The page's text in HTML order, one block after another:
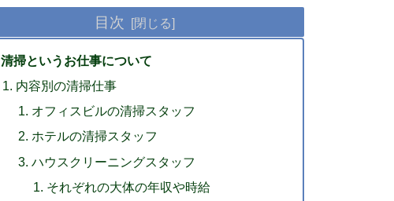
目次
清掃というお仕事について
内容別の清掃仕事
オフィスビルの清掃スタッフ
ホテルの清掃スタッフ
ハウスクリーニングスタッフ
それぞれの大体の年収や時給